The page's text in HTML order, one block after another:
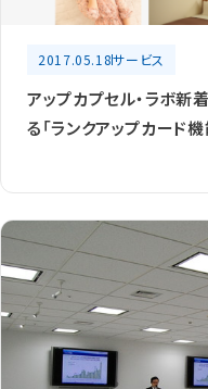
2017.05.18サービス
アップカプセル・ラボ新
る「ランクアップカード機